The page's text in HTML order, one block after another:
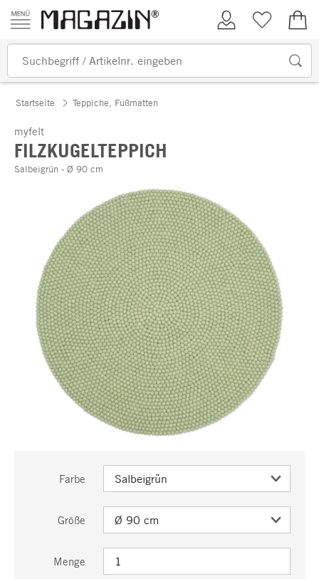
Zum Inhalt springen
Kundenkonto
Merkliste
Startseite Teppiche, Fußmatten
myfelt
FILZKUGELTEPPICH
Salbeigrün - Ø 90 cm
Farbe
Größe
Menge